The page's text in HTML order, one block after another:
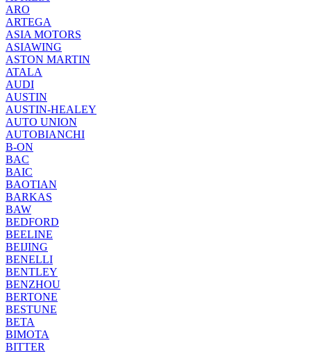
ARO
ARTEGA
ASIA MOTORS
ASIAWING
ASTON MARTIN
ATALA
AUDI
AUSTIN
AUSTIN-HEALEY
AUTO UNION
AUTOBIANCHI
B-ON
BAC
BAIC
BAOTIAN
BARKAS
BAW
BEDFORD
BEELINE
BEIJING
BENELLI
BENTLEY
BENZHOU
BERTONE
BESTUNE
BETA
BIMOTA
BITTER